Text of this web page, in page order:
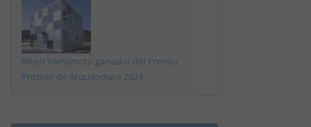
Riken Yamamoto ganador del Premio
Pritzker de Arquitectura 2024